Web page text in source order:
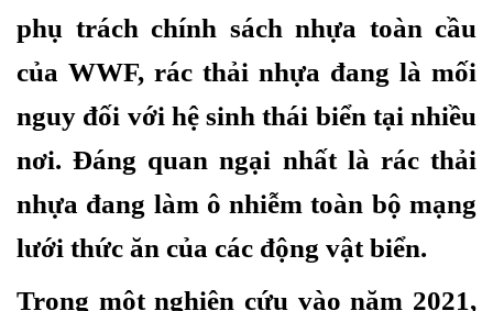
phụ trách chính sách nhựa toàn cầu
của WWF, rác thải nhựa đang là mối
nguy đối với hệ sinh thái biển tại nhiều
nơi. Đáng quan ngại nhất là rác thải
nhựa đang làm ô nhiễm toàn bộ mạng
lưới thức ăn của các động vật biển.
Trong một nghiên cứu vào năm 2021,